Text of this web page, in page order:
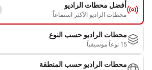
أفضل محطات الراديو
محطات الراديو الأكثر استماعاً
محطات الراديو حسب النوع
15 نوعاً موسيقياً
محطات الراديو حسب المنطقة